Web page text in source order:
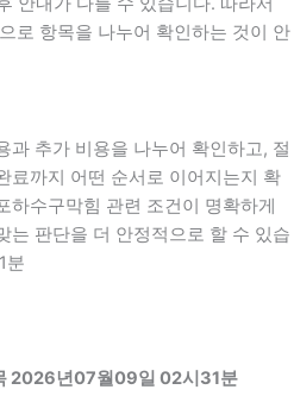
로 항목을 나누어 확인하는 것이 안
과 추가 비용을 나누어 확인하고, 절
료까지 어떤 순서로 이어지는지 확
하수구막힘 관련 조건이 명확하게
는 판단을 더 안정적으로 할 수 있습
분
2026년07월09일 02시31분